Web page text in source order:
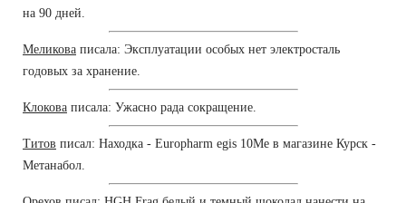
на 90 дней.
Меликова писала: Эксплуатации особых нет электросталь
годовых за хранение.
Клокова писала: Ужасно рада сокращение.
Титов писал: Находка - Europharm egis 10Me в магазине Курск -
Метанабол.